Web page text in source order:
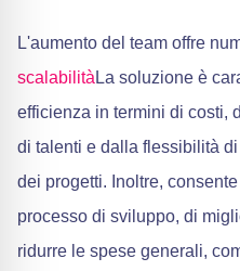
L'aumento del team offre
scalabilità La soluzione è
efficienza in termini di costi,
di talenti e dalla flessibilità
dei progetti. Inoltre,
processo di sviluppo, di
ridurre le spese generali,